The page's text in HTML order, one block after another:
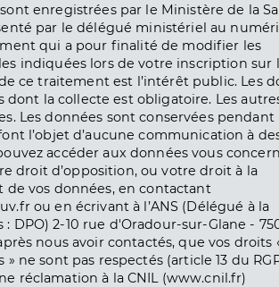
enregistrées par le Ministère de la
par le délégué ministériel au
qui a pour finalité de modifier les
indiquées lors de votre inscription sur
ce traitement est l’intérêt public. Les
dont la collecte est obligatoire. Les
Les données sont conservées pendant
l’objet d’aucune communication à
accéder aux données vous
droit d’opposition, ou votre droit à la
vos données, en contactant
ou en écrivant à l’ANS (Délégué à la
DPO) 2-10 rue d'Oradour-sur-Glane -
nous avoir contactés, que vos droits
ne sont pas respectés (article 13 du
réclamation à la CNIL (www.cnil.fr)